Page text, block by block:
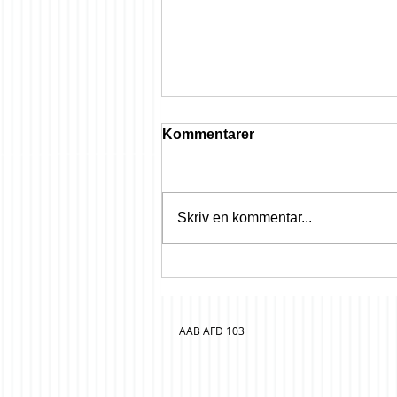
Kommentarer
Skriv en kommentar...
AAB AFD 103